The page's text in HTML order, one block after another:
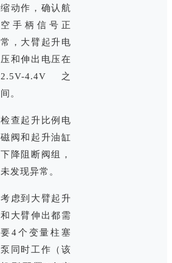
缩动作，确认航
空手柄信号正
常，大臂起升电
压和伸出电压在
2.5V-4.4V之
间。
检查起升比例电
磁阀和起升油缸
下降阻断阀组，
未发现异常。
考虑到大臂起升
和大臂伸出都需
要4个变量柱塞
泵同时工作（该